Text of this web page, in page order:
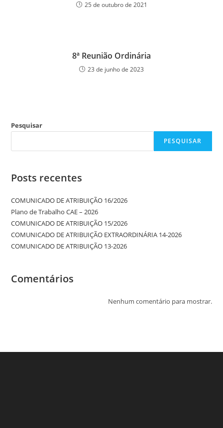
25 de outubro de 2021
8ª Reunião Ordinária
23 de junho de 2023
Pesquisar
PESQUISAR
Posts recentes
COMUNICADO DE ATRIBUIÇÃO 16/2026
Plano de Trabalho CAE – 2026
COMUNICADO DE ATRIBUIÇÃO 15/2026
COMUNICADO DE ATRIBUIÇÃO EXTRAORDINÁRIA 14-2026
COMUNICADO DE ATRIBUIÇÃO 13-2026
Comentários
Nenhum comentário para mostrar.